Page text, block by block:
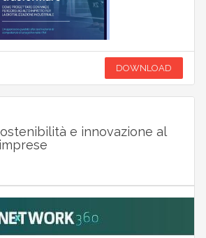
DOWNLOAD
e innovazione al